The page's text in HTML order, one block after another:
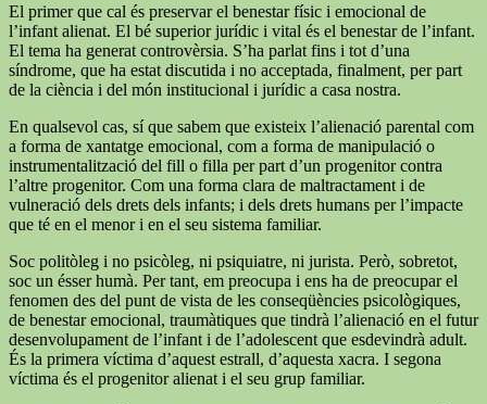
El primer que cal és preservar el benestar físic i emocional de
l’infant alienat. El bé superior jurídic i vital és el benestar de l’infant.
El tema ha generat controvèrsia. S’ha parlat fins i tot d’una
síndrome, que ha estat discutida i no acceptada, finalment, per part
de la ciència i del món institucional i jurídic a casa nostra.
En qualsevol cas, sí que sabem que existeix l’alienació parental com
a forma de xantatge emocional, com a forma de manipulació o
instrumentalització del fill o filla per part d’un progenitor contra
l’altre progenitor. Com una forma clara de maltractament i de
vulneració dels drets dels infants; i dels drets humans per l’impacte
que té en el menor i en el seu sistema familiar.
Soc politòleg i no psicòleg, ni psiquiatre, ni jurista. Però, sobretot,
soc un ésser humà. Per tant, em preocupa i ens ha de preocupar el
fenomen des del punt de vista de les conseqüències psicològiques,
de benestar emocional, traumàtiques que tindrà l’alienació en el futur
desenvolupament de l’infant i de l’adolescent que esdevindrà adult.
És la primera víctima d’aquest estrall, d’aquesta xacra. I segona
víctima és el progenitor alienat i el seu grup familiar.